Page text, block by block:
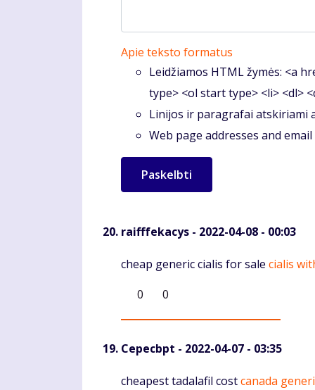
Apie teksto formatus
Leidžiamos HTML žymės: <a
type> <ol start type> <li> <dl>
Linijos ir paragrafai atskiriami
Web page addresses and
raifffekacys - 2022-04-08 - 00:03
Komentaras
cheap generic cialis for sale cialis
0
0
Cepecbpt - 2022-04-07 - 03:35
Komentaras
cheapest tadalafil costcanada